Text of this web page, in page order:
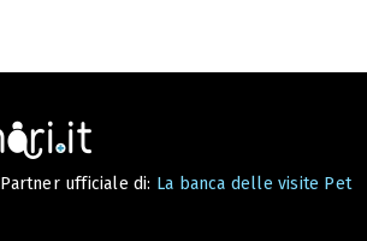
Partner ufficiale di: La banca delle visite Pet